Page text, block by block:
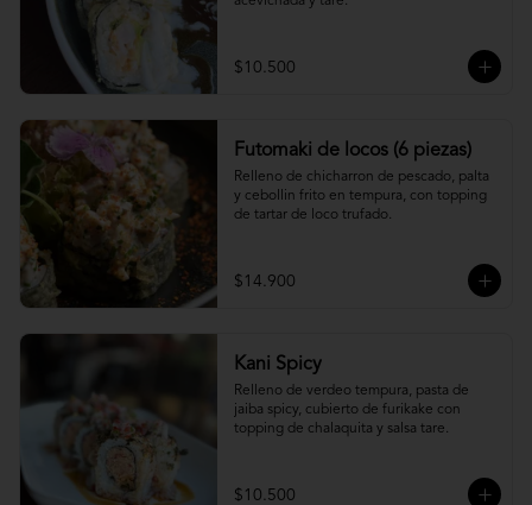
$10.500
Futomaki de locos (6 piezas)
Relleno de chicharron de pescado, palta
y cebollin frito en tempura, con topping
de tartar de loco trufado.
$14.900
Kani Spicy
Relleno de verdeo tempura, pasta de
jaiba spicy, cubierto de furikake con
topping de chalaquita y salsa tare.
$10.500